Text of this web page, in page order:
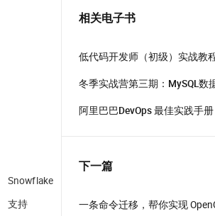
Snowflake
支持
AnalyticDB for MySQL技术架构
相关电子书
低代码开发师（初级）实战教
冬季实战营第三期：MySQL数
阿里巴巴DevOps 最佳实践手册
下一篇
一条命令迁移，帮你实现